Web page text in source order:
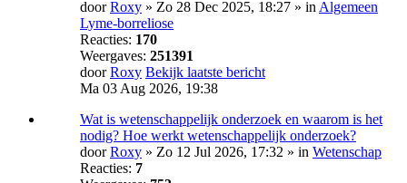
doorRoxy » Zo 28 Dec 2025, 18:27 » in Algemeen
Lyme-borreliose
Reacties: 170
Weergaves: 251391
doorRoxy Bekijk laatste bericht
Ma 03 Aug 2026, 19:38
Wat is wetenschappelijk onderzoek en waarom is het
nodig? Hoe werkt wetenschappelijk onderzoek?
doorRoxy » Zo 12 Jul 2026, 17:32 » in Wetenschap
Reacties: 7